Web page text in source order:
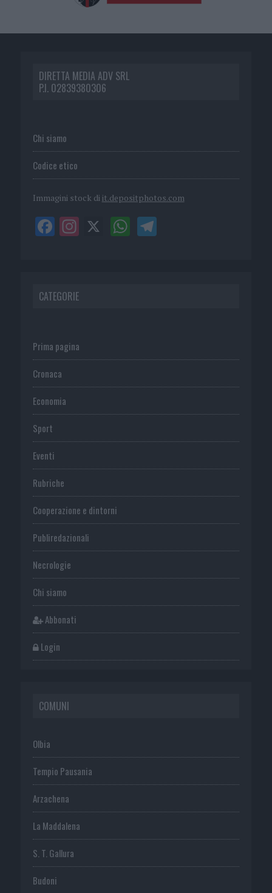
DIRETTA MEDIA ADV SRL
P.I. 02839380306
Chi siamo
Codice etico
Immagini stock di it.depositphotos.com
CATEGORIE
Prima pagina
Cronaca
Economia
Sport
Eventi
Rubriche
Cooperazione e dintorni
Publiredazionali
Necrologie
Chi siamo
Abbonati
Login
COMUNI
Olbia
Tempio Pausania
Arzachena
La Maddalena
S. T. Gallura
Budoni